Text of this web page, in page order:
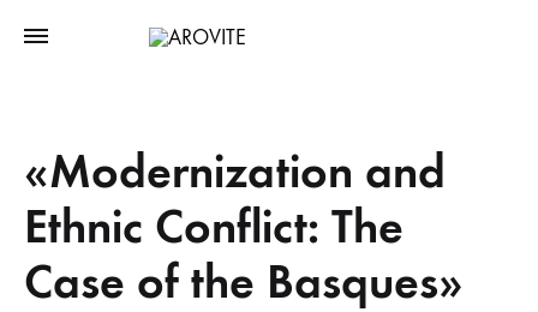
«Modernization and
Ethnic Conflict: The
Case of the Basques»